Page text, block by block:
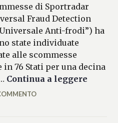
di Sportradar
Fraud Detection
Anti-frodi”) ha
state individuate
alle scommesse
76 Stati per una decina
Continua a leggere